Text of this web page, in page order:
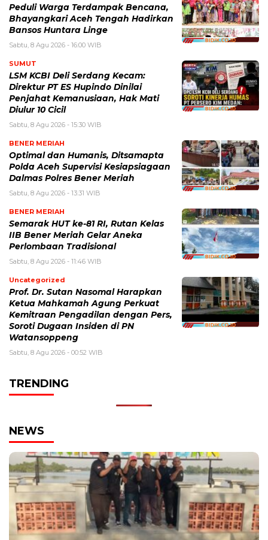
Peduli Warga Terdampak Bencana,
Bhayangkari Aceh Tengah Hadirkan
Bansos Huntara Linge
Sabtu, 8 Agu 2026 - 16:00 WIB
SUMUT
LSM KCBI Deli Serdang Kecam:
Direktur PT ES Hupindo Dinilai
Penjahat Kemanusiaan, Hak Mati
Diulur 10 Cicil
Sabtu, 8 Agu 2026 - 15:30 WIB
BENER MERIAH
Optimal dan Humanis, Ditsamapta
Polda Aceh Supervisi Kesiapsiagaan
Dalmas Polres Bener Meriah
Sabtu, 8 Agu 2026 - 13:31 WIB
BENER MERIAH
Semarak HUT ke-81 RI, Rutan Kelas
IIB Bener Meriah Gelar Aneka
Perlombaan Tradisional
Sabtu, 8 Agu 2026 - 11:46 WIB
Uncategorized
Prof. Dr. Sutan Nasomal Harapkan
Ketua Mahkamah Agung Perkuat
Kemitraan Pengadilan dengan Pers,
Soroti Dugaan Insiden di PN
Watansoppeng
Sabtu, 8 Agu 2026 - 00:52 WIB
TRENDING
NEWS